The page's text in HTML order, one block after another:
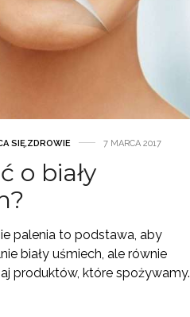
SIĘ,ZDROWIE 7 MARCA 2017
o biały
palenia to podstawa, aby
biały uśmiech, ale równie
produktów, które spożywamy.